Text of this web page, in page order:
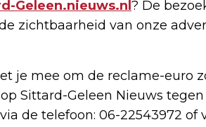
Geleen.nieuws.nl ? De
zichtbaarheid van onze
je mee om de reclame-euro
Sittard-Geleen Nieuws
de telefoon: 06-22543972 of